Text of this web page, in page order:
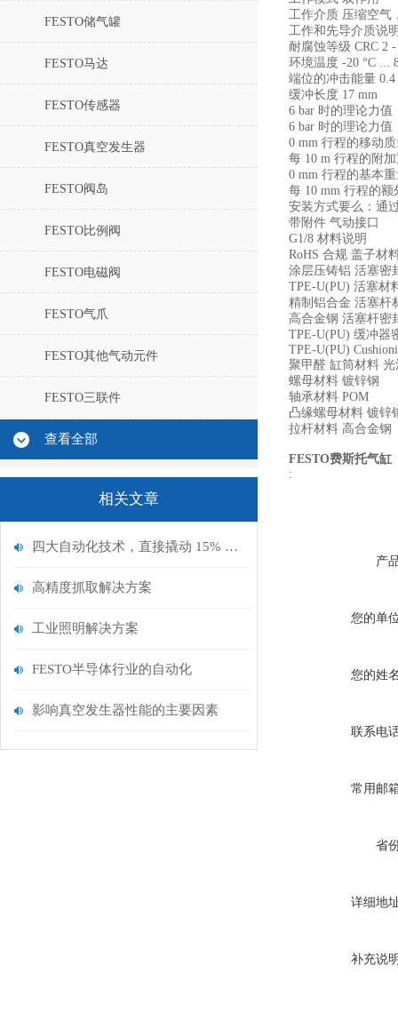
FESTO储气罐
FESTO马达
FESTO传感器
FESTO真空发生器
FESTO阀岛
FESTO比例阀
FESTO电磁阀
FESTO气爪
FESTO其他气动元件
FESTO三联件
查看全部
相关文章
四大自动化技术，直接撬动 15% 节能
高精度抓取解决方案
工业照明解决方案
FESTO半导体行业的自动化
影响真空发生器性能的主要因素
工作介质 压缩空气
工作和先导介质说
耐腐蚀等级 CRC 2
环境温度 -20 °C ...
端位的冲击能量 0.4
缓冲长度 17 mm
6 bar 时的理论力值
6 bar 时的理论力值
0 mm 行程的移动质
每 10 m 行程的附
0 mm 行程的基本重
每 10 mm 行程的额
安装方式要么：通
带附件 气动接口
G1/8 材料说明
RoHS 合规 盖子材
涂层压铸铝 活塞密
TPE-U(PU) 活塞材
精制铝合金 活塞杆
高合金钢 活塞杆密
TPE-U(PU) 缓冲器
TPE-U(PU)
聚甲醛 缸筒材料
螺母材料 镀锌钢
轴承材料 POM
凸缘螺母材料 镀锌
拉杆材料 高合金钢
FESTO费斯托气缸
:
产
您的单
您的姓
联系电
常用邮
省
详细地
补充说